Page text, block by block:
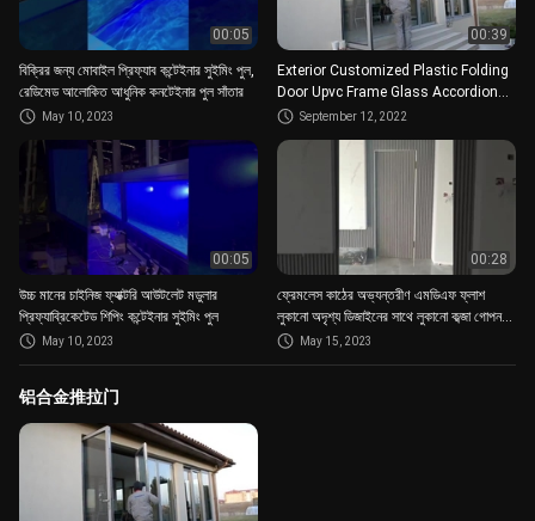
00:05
বিক্রির জন্য মোবাইল প্রিফ্যাব কন্টেইনার সুইমিং পুল,
রেডিমেড আলোকিত আধুনিক কনটেইনার পুল সাঁতার
May 10, 2023
00:39
Exterior Customized Plastic Folding
Door Upvc Frame Glass Accordion
Design Bi Fold
September 12, 2022
00:05
উচ্চ মানের চাইনিজ ফ্যাক্টরি আউটলেট মডুলার
প্রিফ্যাব্রিকেটেড শিপিং কন্টেইনার সুইমিং পুল
May 10, 2023
00:28
ফ্রেমলেস কাঠের অভ্যন্তরীণ এমডিএফ ফ্লাশ
লুকানো অদৃশ্য ডিজাইনের সাথে লুকানো কব্জা গোপন
HDF দরজাMay 15, 2023
铝合金推拉门